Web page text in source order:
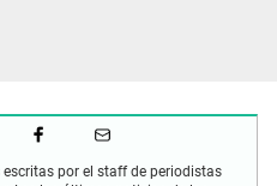
por el staff de periodistas